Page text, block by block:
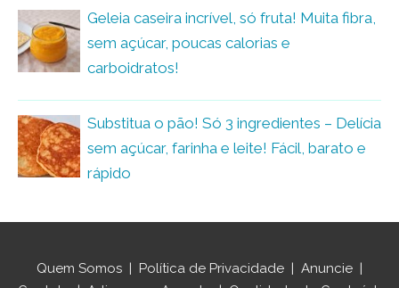
Geleia caseira incrível, só fruta! Muita fibra,
sem açúcar, poucas calorias e
carboidratos!
Substitua o pão! Só 3 ingredientes – Delícia
sem açúcar, farinha e leite! Fácil, barato e
rápido
Quem Somos | Política de Privacidade | Anuncie |